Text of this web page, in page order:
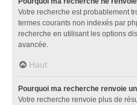
Votre recherche est probablement
termes courants non indexés par
recherche en utilisant les options
avancée.
Haut
Pourquoi ma recherche renvoie
Votre recherche renvoie plus de